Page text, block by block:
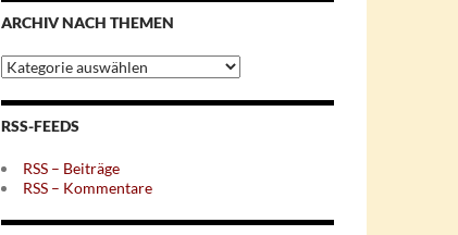
ARCHIV NACH THEMEN
Archiv
nach
Themen
RSS-FEEDS
RSS – Beiträge
RSS – Kommentare